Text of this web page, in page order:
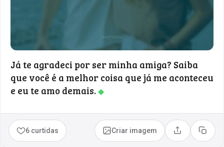
Já te agradeci por ser minha amiga? Saiba
que você é a melhor coisa que já me aconteceu
e eu te amo demais.◆
6 curtidas Criar imagem Compartilhar
Copiar